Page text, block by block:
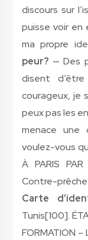
discours sur
puisse voir
ma propre
peur? — Des
disent
courageux, je
peux pas les
menace une
voulez-vous
À PARIS
Contre-
Carte
Tunis[100].
FORMATION